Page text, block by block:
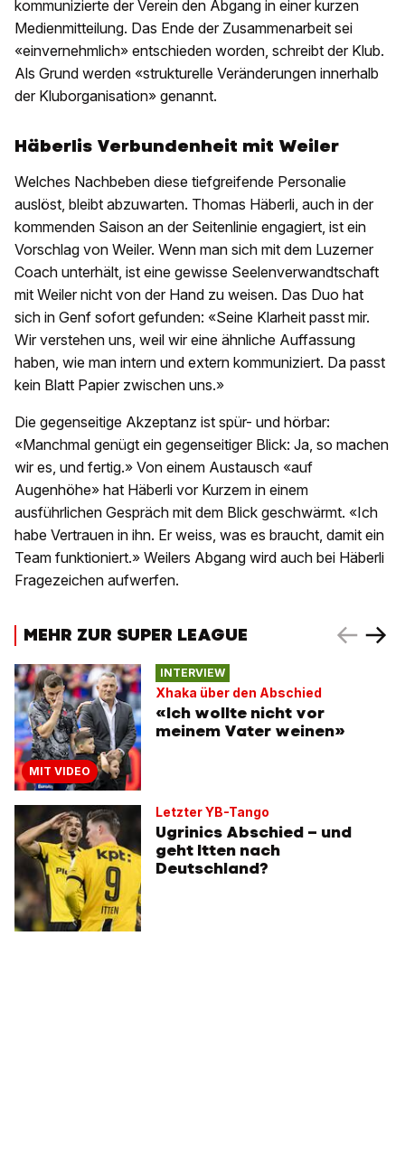
kommunizierte der Verein den Abgang in einer kurzen
Medienmitteilung. Das Ende der Zusammenarbeit sei
«einvernehmlich» entschieden worden, schreibt der Klub.
Als Grund werden «strukturelle Veränderungen innerhalb
der Kluborganisation» genannt.
Häberlis Verbundenheit mit Weiler
Welches Nachbeben diese tiefgreifende Personalie
auslöst, bleibt abzuwarten. Thomas Häberli, auch in der
kommenden Saison an der Seitenlinie engagiert, ist ein
Vorschlag von Weiler. Wenn man sich mit dem Luzerner
Coach unterhält, ist eine gewisse Seelenverwandtschaft
mit Weiler nicht von der Hand zu weisen. Das Duo hat
sich in Genf sofort gefunden: «Seine Klarheit passt mir.
Wir verstehen uns, weil wir eine ähnliche Auffassung
haben, wie man intern und extern kommuniziert. Da passt
kein Blatt Papier zwischen uns.»
Die gegenseitige Akzeptanz ist spür- und hörbar:
«Manchmal genügt ein gegenseitiger Blick: Ja, so machen
wir es, und fertig.» Von einem Austausch «auf
Augenhöhe» hat Häberli vor Kurzem in einem
ausführlichen Gespräch mit dem Blick geschwärmt. «Ich
habe Vertrauen in ihn. Er weiss, was es braucht, damit ein
Team funktioniert.» Weilers Abgang wird auch bei Häberli
Fragezeichen aufwerfen.
MEHR ZUR SUPER LEAGUE
MIT VIDEO
INTERVIEW
Xhaka über den Abschied
«Ich wollte nicht vor
meinem Vater weinen»
Letzter YB-Tango
Ugrinics Abschied – und
geht Itten nach
Deutschland?